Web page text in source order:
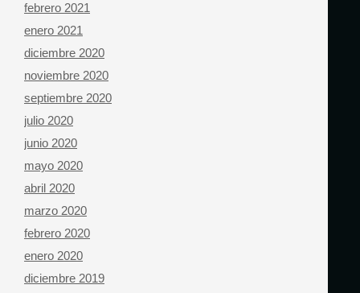
febrero 2021
enero 2021
diciembre 2020
noviembre 2020
septiembre 2020
julio 2020
junio 2020
mayo 2020
abril 2020
marzo 2020
febrero 2020
enero 2020
diciembre 2019